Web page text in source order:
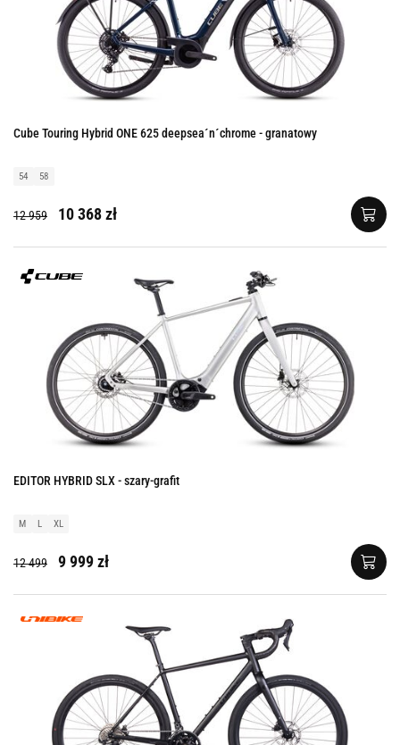
Cube Touring Hybrid ONE 625 deepsea´n´chrome - granatowy
54 58
12 959 10 368 zł
EDITOR HYBRID SLX - szary-grafit
M L XL
12 499 9 999 zł